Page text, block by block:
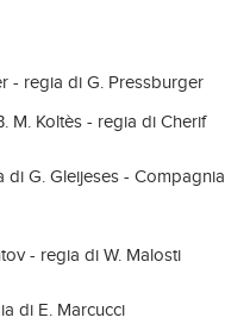
- regia di G. Pressburger
M. Koltès - regia di Cherif
di G. Gleijeses - Compagnia
- regia di W. Malosti
di E. Marcucci